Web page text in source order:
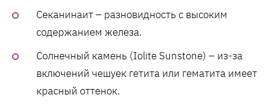
Секанинаит – разновидность с высоким
содержанием железа.
Солнечный камень (Iolite Sunstone) – из-за
включений чешуек гетита или гематита имеет
красный оттенок.